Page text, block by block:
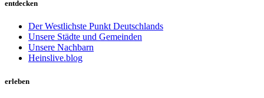
entdecken
Der Westlichste Punkt Deutschlands
Unsere Städte und Gemeinden
Unsere Nachbarn
Heinslive.blog
erleben